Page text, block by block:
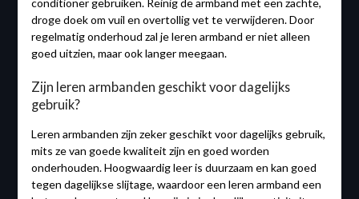
conditioner gebruiken. Reinig de armband met een zachte,
droge doek om vuil en overtollig vet te verwijderen. Door
regelmatig onderhoud zal je leren armband er niet alleen
goed uitzien, maar ook langer meegaan.
Zijn leren armbanden geschikt voor dagelijks
gebruik?
Leren armbanden zijn zeker geschikt voor dagelijks gebruik,
mits ze van goede kwaliteit zijn en goed worden
onderhouden. Hoogwaardig leer is duurzaam en kan goed
tegen dagelijkse slijtage, waardoor een leren armband een